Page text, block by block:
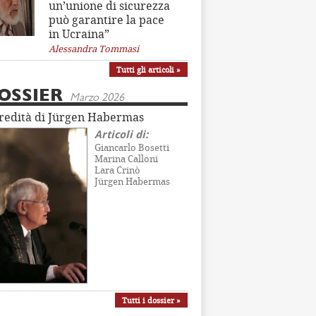
un’unione di sicurezza
può garantire la pace
in Ucraina”
Alessandra Tommasi
Tutti gli articoli »
Marzo 2026
di Jürgen Habermas
Articoli di:
Giancarlo Bosetti
Marina Calloni
Lara Crinò
Jürgen Habermas
Tutti i dossier »